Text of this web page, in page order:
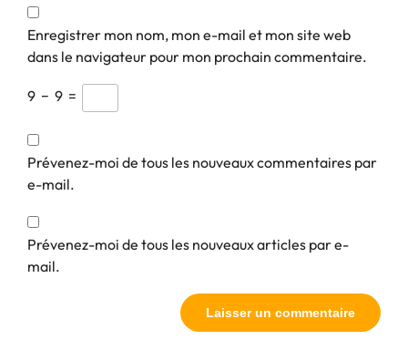
Enregistrer mon nom, mon e-mail et mon site web
dans le navigateur pour mon prochain commentaire.
9 − 9 =
Prévenez-moi de tous les nouveaux commentaires par
e-mail.
Prévenez-moi de tous les nouveaux articles par e-
mail.